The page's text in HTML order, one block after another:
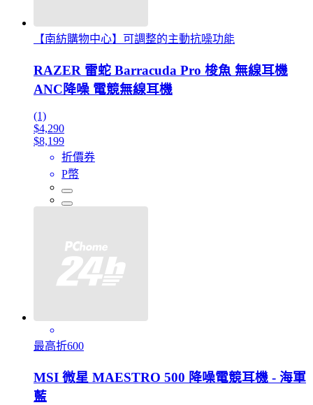
【南紡購物中心】可調整的主動抗噪功能
RAZER 雷蛇 Barracuda Pro 梭魚 無線耳機
ANC降噪 電競無線耳機
(1)
$4,290
$8,199
折價券
P幣
最高折600
MSI 微星 MAESTRO 500 降噪電競耳機 - 海軍
藍